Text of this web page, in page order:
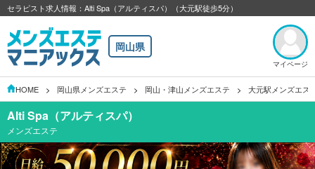
セラピスト求人情報：Alti Spa（アルティスパ）（大元駅徒歩5分）
岡山県
マイページ
HOME 岡山県メンズエステ 岡山・津山メンズエステ 大元駅メンズエス
Alti Spa（アルティスパ）
メンズエステ